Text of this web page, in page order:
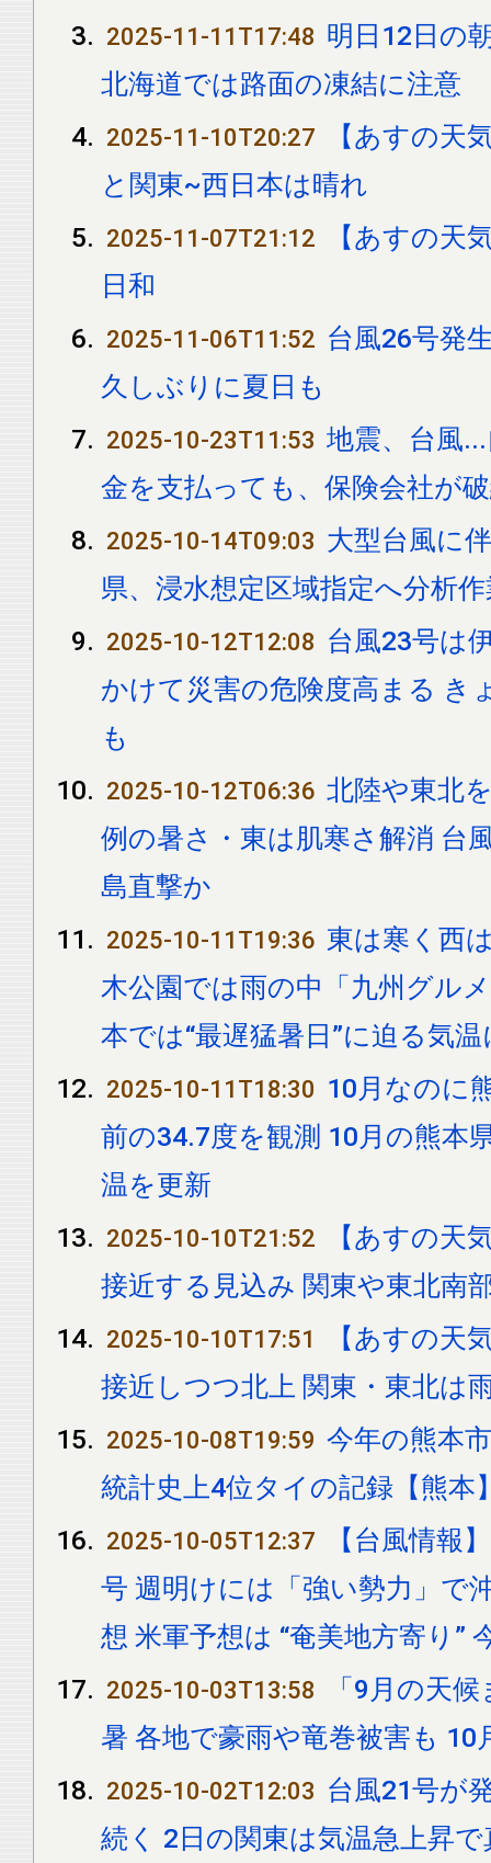
2025-11-11T17:48 明日12日の
北海道では路面の凍結に注意
2025-11-10T20:27
【あすの天
と関東~西日本は晴れ
2025-11-07T21:12
【あすの天
日和
2025-11-06T11:52 台風26号発
久しぶりに夏日も
2025-10-23T11:53 地震、台風
金を支払っても、保険会社が
2025-10-14T09:03 大型台風に
県、浸水想定区域指定へ分析
2025-10-12T12:08 台風23号は
かけて災害の危険度高まる き
も
2025-10-12T06:36 北陸や東北
例の暑さ・東は肌寒さ解消 台
島直撃か
2025-10-11T19:36 東は寒く西
木公園では雨の中「九州グル
本では“最遅猛暑日”に迫る気温
2025-10-11T18:30 10月なのに
前の34.7度を観測 10月の熊本
温を更新
2025-10-10T21:52
【あすの天
接近する見込み 関東や東北南
2025-10-10T17:51
【あすの天
接近しつつ北上 関東・東北は
2025-10-08T19:59 今年の熊本
統計史上4位タイの記録【熊本
2025-10-05T12:37
【台風情報
号 週明けには「強い勢力」で
想 米軍予想は “奄美地方寄り”
2025-10-03T13:58
「9月の天
暑 各地で豪雨や竜巻被害も 10
2025-10-02T12:03 台風21号が
続く 2日の関東は気温急上昇